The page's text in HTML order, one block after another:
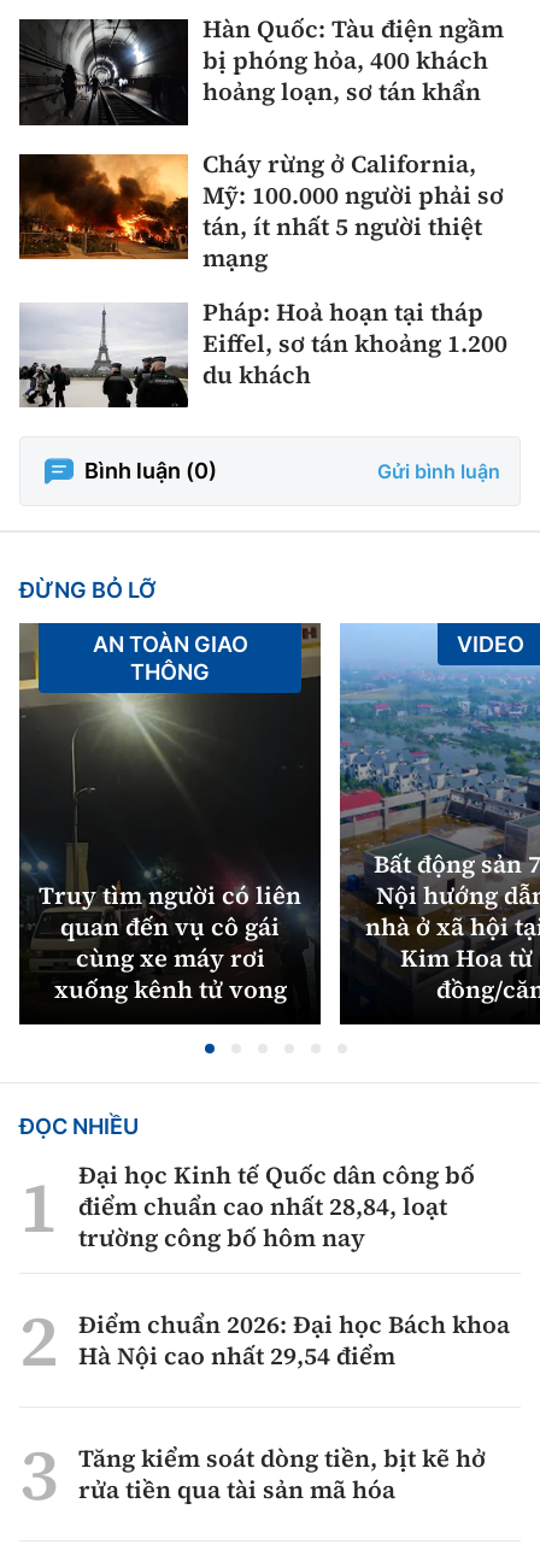
Hàn Quốc: Tàu điện ngầm
bị phóng hỏa, 400 khách
hoảng loạn, sơ tán khẩn
Cháy rừng ở California,
Mỹ: 100.000 người phải sơ
tán, ít nhất 5 người thiệt
mạng
Pháp: Hoả hoạn tại tháp
Eiffel, sơ tán khoảng 1.200
du khách
Bình luận (0) Gửi bình luận
ĐỪNG BỎ LỠ
Truy tìm người có liên
quan đến vụ cô gái
cùng xe máy rơi
xuống kênh tử vong
AN TOÀN GIAO
THÔNG
Bất động sản
Nội hướng
nhà ở xã hội
Kim Hoa từ
đồng/
VIDEO
ĐỌC NHIỀU
Đại học Kinh tế Quốc dân công bố
điểm chuẩn cao nhất 28,84, loạt
trường công bố hôm nay
Điểm chuẩn 2026: Đại học Bách khoa
Hà Nội cao nhất 29,54 điểm
Tăng kiểm soát dòng tiền, bịt kẽ hở
rửa tiền qua tài sản mã hóa